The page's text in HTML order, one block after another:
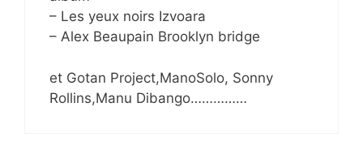
– Les yeux noirs Izvoara
– Alex Beaupain Brooklyn bridge
et Gotan Project,ManoSolo, Sonny
Rollins,Manu Dibango……………